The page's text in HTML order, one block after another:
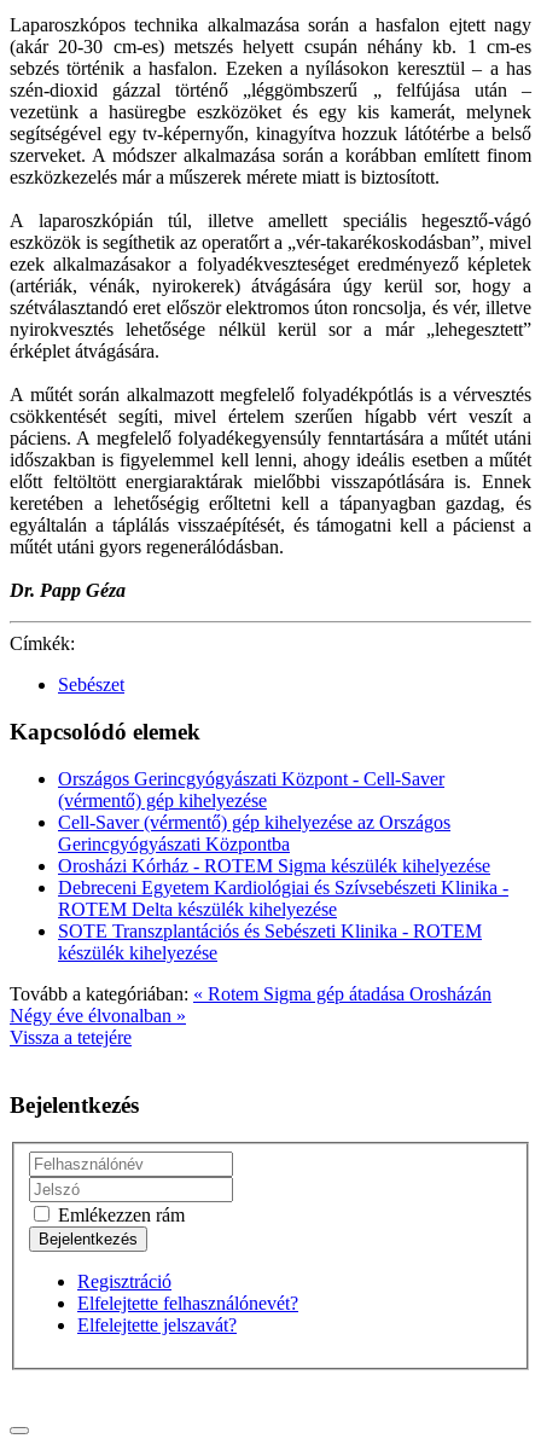
Laparoszkópos technika alkalmazása során a hasfalon ejtett nagy
(akár 20-30 cm-es) metszés helyett csupán néhány kb. 1 cm-es
sebzés történik a hasfalon. Ezeken a nyílásokon keresztül – a has
szén-dioxid gázzal történő „léggömbszerű „ felfújása után –
vezetünk a hasüregbe eszközöket és egy kis kamerát, melynek
segítségével egy tv-képernyőn, kinagyítva hozzuk látótérbe a belső
szerveket. A módszer alkalmazása során a korábban említett finom
eszközkezelés már a műszerek mérete miatt is biztosított.
A laparoszkópián túl, illetve amellett speciális hegesztő-vágó
eszközök is segíthetik az operatőrt a „vér-takarékoskodásban”, mivel
ezek alkalmazásakor a folyadékveszteséget eredményező képletek
(artériák, vénák, nyirokerek) átvágására úgy kerül sor, hogy a
szétválasztandó eret először elektromos úton roncsolja, és vér, illetve
nyirokvesztés lehetősége nélkül kerül sor a már „lehegesztett”
érképlet átvágására.
A műtét során alkalmazott megfelelő folyadékpótlás is a vérvesztés
csökkentését segíti, mivel értelem szerűen hígabb vért veszít a
páciens. A megfelelő folyadékegyensúly fenntartására a műtét utáni
időszakban is figyelemmel kell lenni, ahogy ideális esetben a műtét
előtt feltöltött energiaraktárak mielőbbi visszapótlására is. Ennek
keretében a lehetőségig erőltetni kell a tápanyagban gazdag, és
egyáltalán a táplálás visszaépítését, és támogatni kell a pácienst a
műtét utáni gyors regenerálódásban.
Dr. Papp Géza
Címkék:
Sebészet
Kapcsolódó elemek
Országos Gerincgyógyászati Központ - Cell-Saver
(vérmentő) gép kihelyezése
Cell-Saver (vérmentő) gép kihelyezése az Országos
Gerincgyógyászati Központba
Orosházi Kórház - ROTEM Sigma készülék kihelyezése
Debreceni Egyetem Kardiológiai és Szívsebészeti Klinika -
ROTEM Delta készülék kihelyezése
SOTE Transzplantációs és Sebészeti Klinika - ROTEM
készülék kihelyezése
Tovább a kategóriában: « Rotem Sigma gép átadása Orosházán
Négy éve élvonalban »
Vissza a tetejére
Bejelentkezés
Emlékezzen rám
Regisztráció
Elfelejtette felhasználónevét?
Elfelejtette jelszavát?